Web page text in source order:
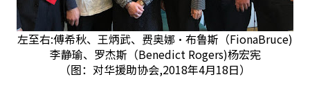
左至右:傅希秋、王炳武、费奥娜·布鲁斯（FionaBruce)
李静瑜、罗杰斯（Benedict Rogers)杨宏宪
（图：对华援助协会,2018年4月18日）